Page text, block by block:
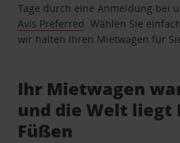
Tage durch eine Anmeldung bei
Avis Preferred . Wählen Sie
wir halten Ihren Mietwagen für
Ihr Mietwagen
und die Welt liegt
Füßen